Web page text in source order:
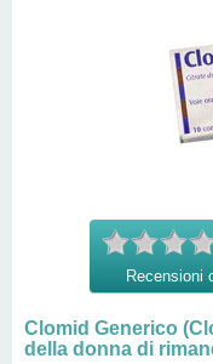
Salute della famiglia
Recensioni
Clomid Generico
della donna di